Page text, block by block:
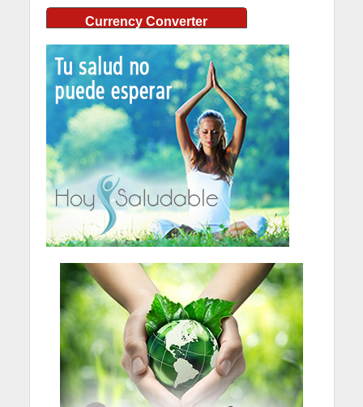
Currency Converter